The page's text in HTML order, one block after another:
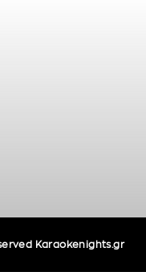
Karaokenights.gr